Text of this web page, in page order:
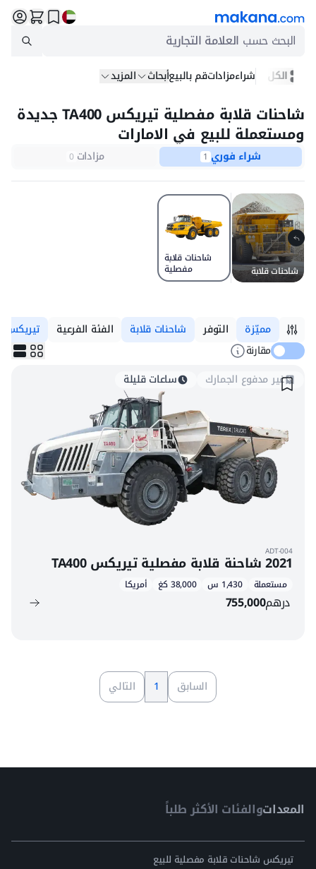
البحث حسب العلامة التجارية
الكل شراءمزاداتقم بالبيعأبحاث المزيد
شاحنات قلابة مفصلية تيريكس TA400 جديدة
ومستعملة للبيع في الامارات
شراء فوري 1 مزادات 0
شاحنات قلابة
شاحنات قلابة
مفصلية
مميّزة التوفر شاحنات قلابة الفئة الفرعية
تيريكس
مقارنة
غير مدفوع الجمارك
ساعات قليلة
ADT-004
2021 شاحنة قلابة مفصلية تيريكس TA400
مستعملة 1,430 س 38,000 كغ أمريكا
درهم755,000
السابق 1 التالي
المعداتوالفئات الأكثر طلباً
تيريكس شاحنات قلابة مفصلية للبيع